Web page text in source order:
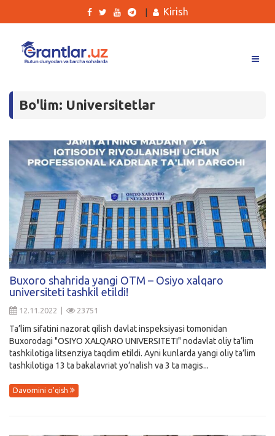
Tanlovlar
Kurslar
Blog
Yana
Qidirish
Kirish
Kirish
Bo'lim: Universitetlar
Buxoro shahrida yangi OTM – Osiyo xalqaro
universiteti tashkil etildi!
12.11.2022 | 23751
Ta’lim sifatini nazorat qilish davlat inspeksiyasi tomonidan
Buxorodagi "OSIYO XALQARO UNIVERSITETI" nodavlat oliy ta’lim
tashkilotiga litsenziya taqdim etildi. Ayni kunlarda yangi oliy ta’lim
tashkilotiga 13 ta bakalavriat yo‘nalish va 3 ta magis...
Davomini o'qish